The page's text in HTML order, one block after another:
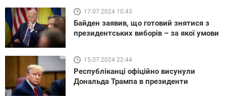
17.07.2024 10:43
Байден заявив, що готовий знятися з
президентських виборів – за якої умови
15.07.2024 22:44
Республіканці офіційно висунули
Дональда Трампа в президенти